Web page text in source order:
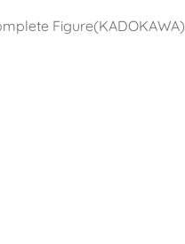
Figure(KADOKAWA)